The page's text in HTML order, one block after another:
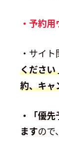
・予約
・サイ
ください
約、キャ
・「優
ますので